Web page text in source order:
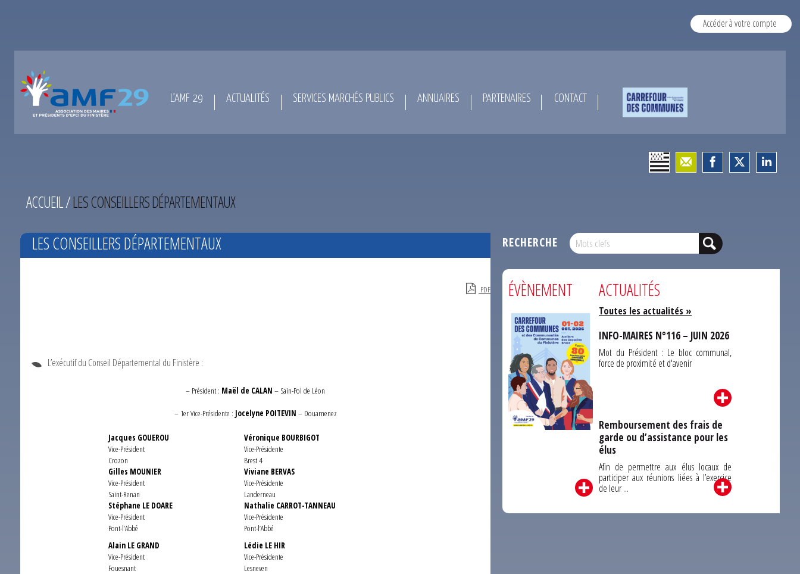
Accéder à votre compte
L’AMF 29 ACTUALITÉS SERVICES MARCHÉS PUBLICS ANNUAIRES PARTENAIRES CONTACT
ACCUEIL/LES CONSEILLERS DÉPARTEMENTAUX
LES CONSEILLERS DÉPARTEMENTAUX
PDF
L’exécutif du Conseil Départemental du Finistère :
– Président : Maël de CALAN – Sain-Pol de Léon
– 1er Vice-Présidente : Jocelyne POITEVIN – Douarnenez
Jacques GOUEROU
Véronique BOURBIGOT
Vice-Président
Vice-Présidente
Crozon
Brest 4
Gilles MOUNIER
Viviane BERVAS
Vice-Président
Vice-Présidente
Saint-Renan
Landerneau
Stéphane LE DOARE
Nathalie CARROT-TANNEAU
Vice-Président
Vice-Présidente
Pont-l’Abbé
Pont-l’Abbé
Alain LE GRAND
Lédie LE HIR
Vice-Président
Vice-Présidente
Fouesnant
Lesneven
RECHERCHE
ÉVÈNEMENT ACTUALITÉS
Toutes les actualités »
INFO-MAIRES N°116 – JUIN 2026
Mot du Président : Le bloc communal,
force de proximité et d'avenir
Remboursement des frais de
garde ou d’assistance pour les
élus
Afin de permettre aux élus locaux de
participer aux réunions liées à l’exercice
de leur ...